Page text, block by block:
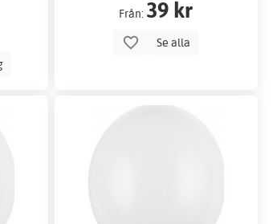
Från: 39 kr
Se alla